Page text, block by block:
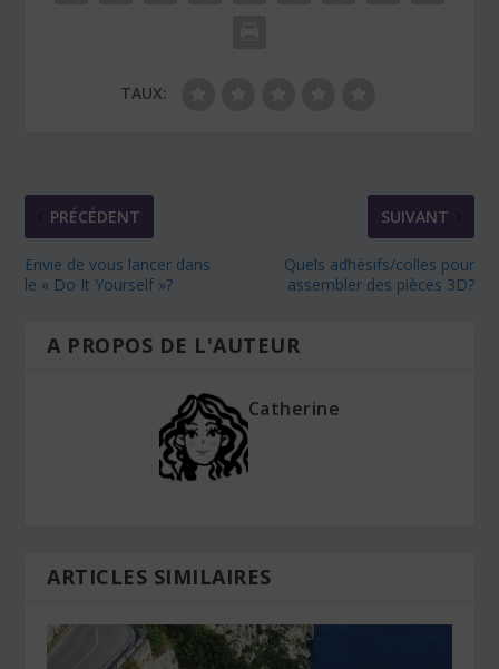
TAUX:
PRÉCÉDENT
Envie de vous lancer dans
le « Do It Yourself »?
SUIVANT
Quels adhésifs/colles pour
assembler des pièces 3D?
A PROPOS DE L'AUTEUR
Catherine
ARTICLES SIMILAIRES